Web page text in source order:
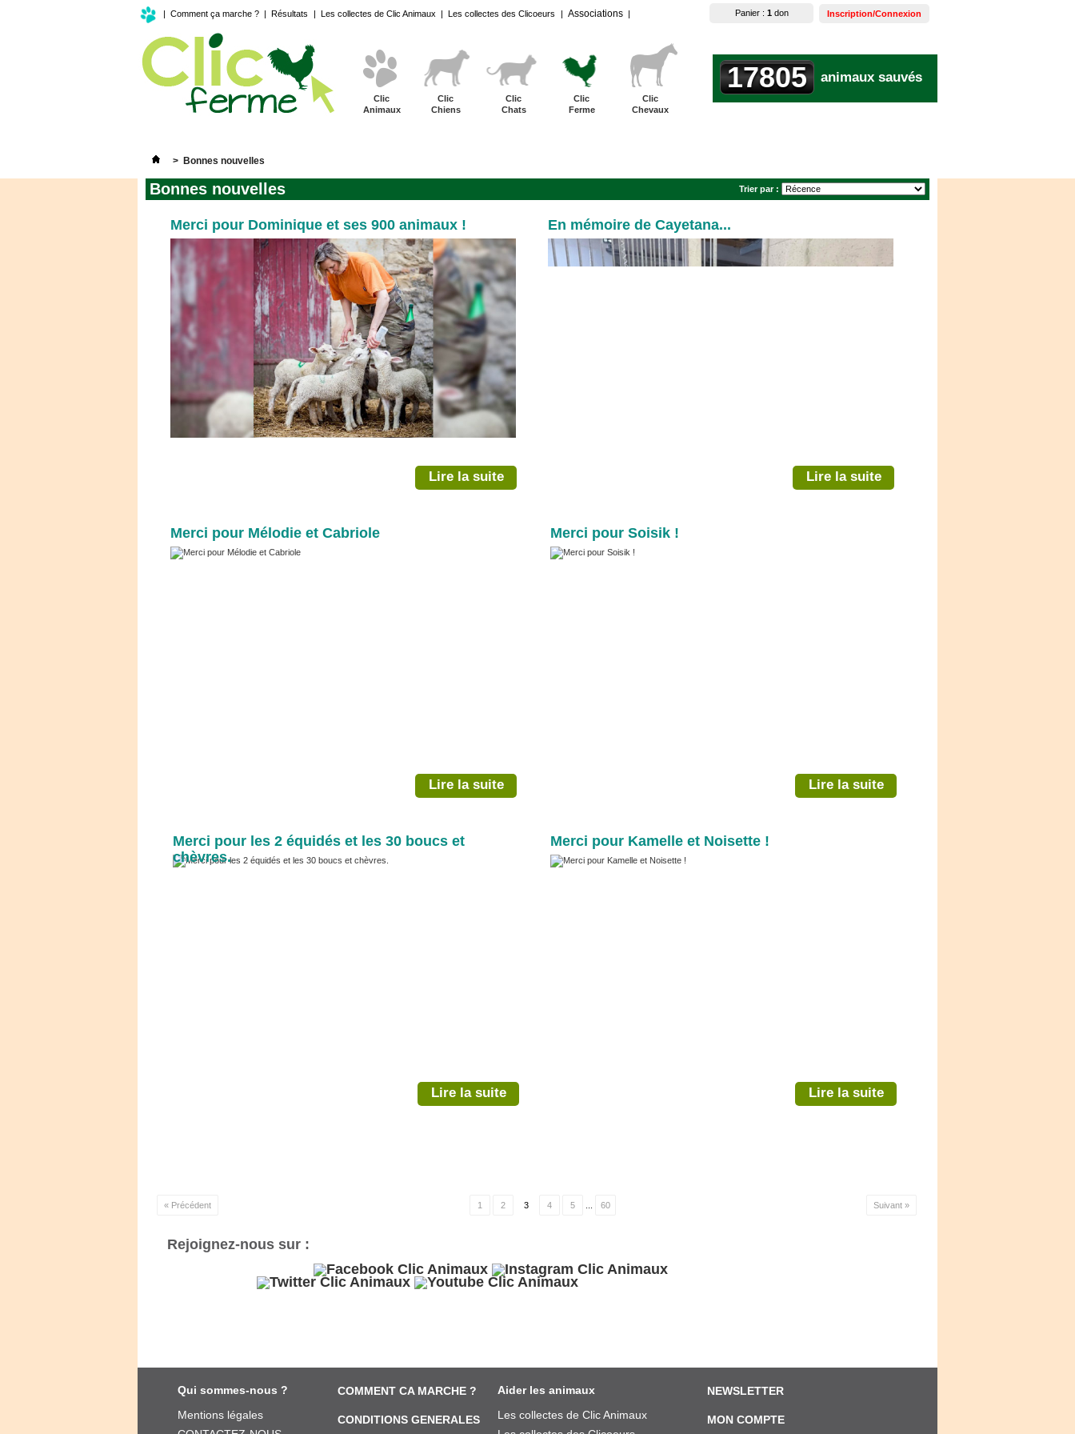
| Comment ça marche ? | Résultats | Les collectes de Clic Animaux | Les collectes des Clicoeurs | Associations |
Clic
Animaux
Clic
Chiens
Clic
Chats
Clic
Ferme
Clic
Chevaux
animaux sauvés
17805
Inscription/Connexion
Panier : 1 don
> Bonnes nouvelles
Bonnes nouvelles Trier par :
Merci pour Dominique et ses 900 animaux !
Lire la suite
En mémoire de Cayetana...
Lire la suite
Merci pour Mélodie et Cabriole
Lire la suite
Merci pour Soisik !
Lire la suite
Merci pour Kamelle et Noisette !
Lire la suite
Merci pour les 2 équidés et les 30 boucs et
chèvres.
Lire la suite
« Précédent 1 2 3 4 5 60 Suivant »
Rejoignez-nous sur :
Qui sommes-nous ?
Mentions légales
COMMENT CA MARCHE ?
CONDITIONS GENERALES
Aider les animaux
Les collectes de Clic Animaux
NEWSLETTER
MON COMPTE